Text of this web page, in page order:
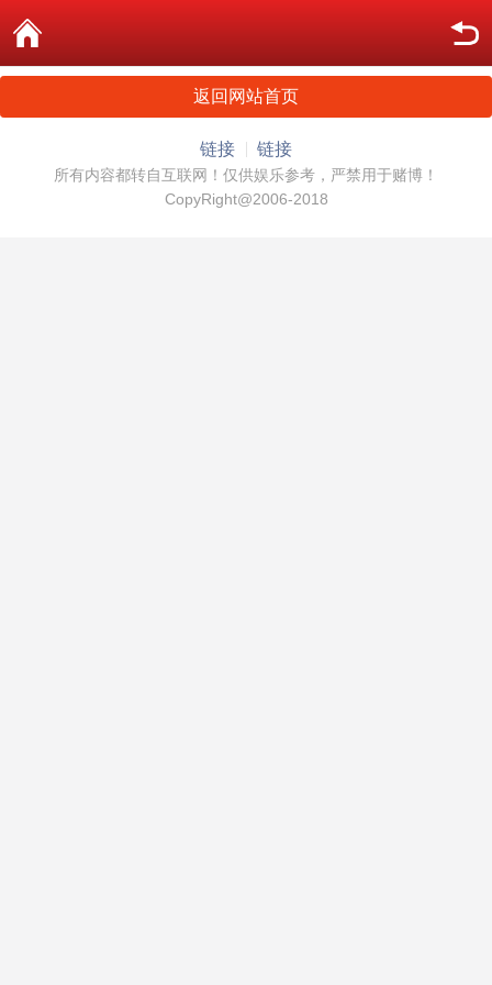
返回网站首页
链接 链接
所有内容都转自互联网！仅供娱乐参考，严禁用于赌博！
CopyRight@2006-2018